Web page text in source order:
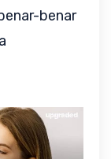
benar